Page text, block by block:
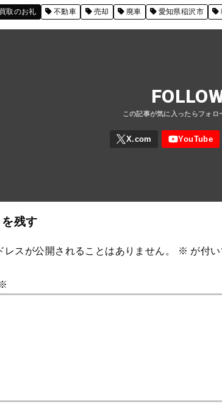
取のお礼 不動車 売却 廃車 愛知県稲沢市
残す
レスが公開されることはありません。 ※ が付